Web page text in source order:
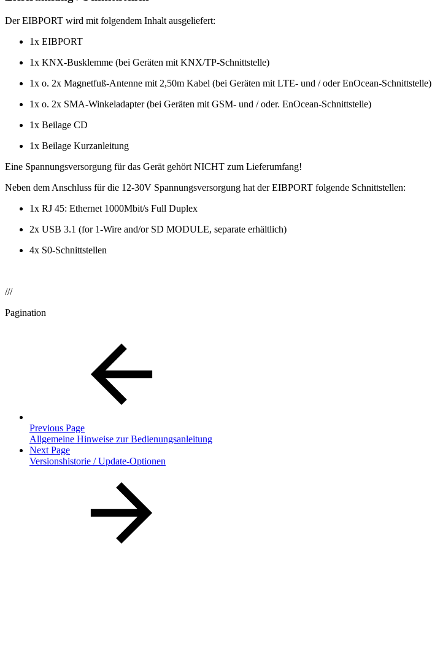
Der EIBPORT wird mit folgendem Inhalt ausgeliefert:
1x EIBPORT
1x KNX-Busklemme (bei Geräten mit KNX/TP-Schnittstelle)
1x o. 2x Magnetfuß-Antenne mit 2,50m Kabel (bei Geräten mit LTE- und / oder EnOcean-Schnittstelle)
1x o. 2x SMA-Winkeladapter (bei Geräten mit GSM- und / oder. EnOcean-Schnittstelle)
1x Beilage CD
1x Beilage Kurzanleitung
Eine Spannungsversorgung für das Gerät gehört NICHT zum Lieferumfang!
Neben dem Anschluss für die 12-30V Spannungsversorgung hat der EIBPORT folgende Schnittstellen:
1x RJ 45: Ethernet 1000Mbit/s Full Duplex
2x USB 3.1 (for 1-Wire and/or SD MODULE, separate erhältlich)
4x S0-Schnittstellen
///
Pagination
Previous Page
Allgemeine Hinweise zur Bedienungsanleitung
Next Page
Versionshistorie / Update-Optionen